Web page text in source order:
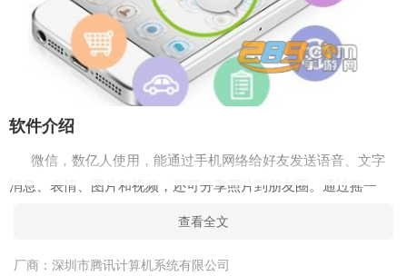
软件介绍
微信，数亿人使用，能通过手机网络给好友发送语音、文字
消息、表情、图片和视频，还可分享照片到朋友圈。通过摇一
够听明星唱歌、看新闻、设提醒…
查看全文
厂商： 深圳市腾讯计算机系统有限公司